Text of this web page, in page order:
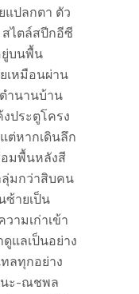
แปลกตา ตัว
สไตล์สปีกอีซี
ยู่บนพื้น
เหมือนผ่าน
ำนานบ้าน
ประตูโครง
ต่หากเดินลึก
อมพื้นหลังสี
ลุ่มกว่าสิบคน
ซ้ายเป็น
ามเก่าเข้า
แลเป็นอย่าง
ทลทุกอย่าง
นะ-ณชพล